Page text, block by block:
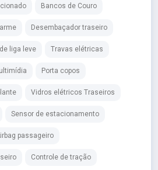
Bancos de Couro
Desembaçador traseiro
liga leve Travas elétricas
Porta copos
Vidros elétricos Traseiros
Sensor de estacionamento
passageiro
Controle de tração